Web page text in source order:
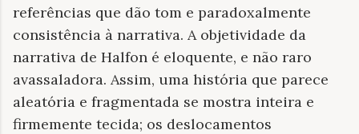
referências que dão tom e paradoxalmente
consistência à narrativa. A objetividade da
narrativa de Halfon é eloquente, e não raro
avassaladora. Assim, uma história que parece
aleatória e fragmentada se mostra inteira e
firmemente tecida; os deslocamentos